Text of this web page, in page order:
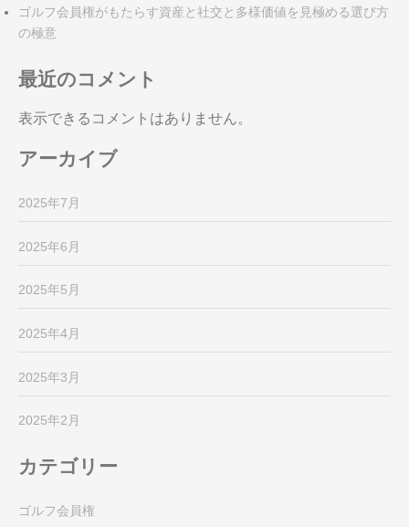
ゴルフ会員権がもたらす資産と社交と多様価値を見極める選び方
の極意
最近のコメント
表示できるコメントはありません。
アーカイブ
2025年7月
2025年6月
2025年5月
2025年4月
2025年3月
2025年2月
カテゴリー
ゴルフ会員権